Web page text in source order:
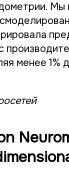
менее 1%